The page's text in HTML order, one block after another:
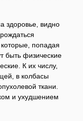
здоровье, видно
попадая
быть физические
К их числу,
в колбасы
ткани.
и ухудшением